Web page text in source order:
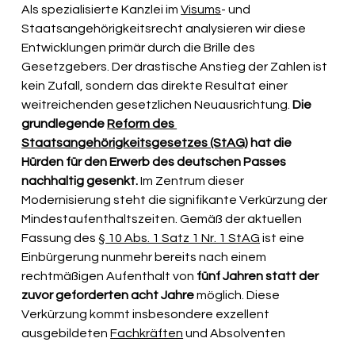
Als spezialisierte Kanzlei im Visums- und
Staatsangehörigkeitsrecht analysieren wir diese
Entwicklungen primär durch die Brille des
Gesetzgebers. Der drastische Anstieg der Zahlen ist
kein Zufall, sondern das direkte Resultat einer
weitreichenden gesetzlichen Neuausrichtung. Die
grundlegende Reform des
Staatsangehörigkeitsgesetzes (StAG) hat die
Hürden für den Erwerb des deutschen Passes
nachhaltig gesenkt. Im Zentrum dieser
Modernisierung steht die signifikante Verkürzung der
Mindestaufenthaltszeiten. Gemäß der aktuellen
Fassung des § 10 Abs. 1 Satz 1 Nr. 1 StAG ist eine
Einbürgerung nunmehr bereits nach einem
rechtmäßigen Aufenthalt von fünf Jahren statt der
zuvor geforderten acht Jahre möglich. Diese
Verkürzung kommt insbesondere exzellent
ausgebildeten Fachkräften und Absolventen